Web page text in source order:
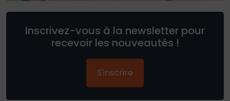
Inscrivez-vous à la newsletter pour
recevoir les nouveautés !
S'inscrire